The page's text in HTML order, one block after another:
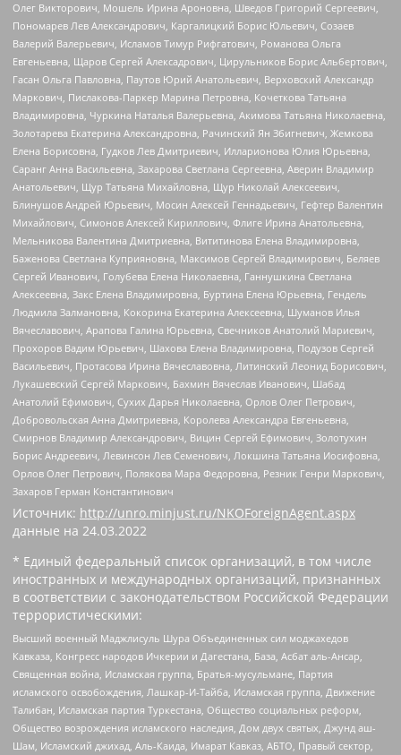
Олег Викторович, Мошель Ирина Ароновна, Шведов Григорий Сергеевич,
Пономарев Лев Александрович, Каргалицкий Борис Юльевич, Созаев
Валерий Валерьевич, Исламов Тимур Рифгатович, Романова Ольга
Евгеньевна, Щаров Сергей Алексадрович, Цирульников Борис Альбертович,
Гасан Ольга Павловна, Паутов Юрий Анатольевич, Верховский Александр
Маркович, Пислакова-Паркер Марина Петровна, Кочеткова Татьяна
Владимировна, Чуркина Наталья Валерьевна, Акимова Татьяна Николаевна,
Золотарева Екатерина Александровна, Рачинский Ян Збигневич, Жемкова
Елена Борисовна, Гудков Лев Дмитриевич, Илларионова Юлия Юрьевна,
Саранг Анна Васильевна, Захарова Светлана Сергеевна, Аверин Владимир
Анатольевич, Щур Татьяна Михайловна, Щур Николай Алексеевич,
Блинушов Андрей Юрьевич, Мосин Алексей Геннадьевич, Гефтер Валентин
Михайлович, Симонов Алексей Кириллович, Флиге Ирина Анатольевна,
Мельникова Валентина Дмитриевна, Вититинова Елена Владимировна,
Баженова Светлана Куприяновна, Максимов Сергей Владимирович, Беляев
Сергей Иванович, Голубева Елена Николаевна, Ганнушкина Светлана
Алексеевна, Закс Елена Владимировна, Буртина Елена Юрьевна, Гендель
Людмила Залмановна, Кокорина Екатерина Алексеевна, Шуманов Илья
Вячеславович, Арапова Галина Юрьевна, Свечников Анатолий Мариевич,
Прохоров Вадим Юрьевич, Шахова Елена Владимировна, Подузов Сергей
Васильевич, Протасова Ирина Вячеславовна, Литинский Леонид Борисович,
Лукашевский Сергей Маркович, Бахмин Вячеслав Иванович, Шабад
Анатолий Ефимович, Сухих Дарья Николаевна, Орлов Олег Петрович,
Добровольская Анна Дмитриевна, Королева Александра Евгеньевна,
Смирнов Владимир Александрович, Вицин Сергей Ефимович, Золотухин
Борис Андреевич, Левинсон Лев Семенович, Локшина Татьяна Иосифовна,
Орлов Олег Петрович, Полякова Мара Федоровна, Резник Генри Маркович,
Захаров Герман Константинович
Источник: http://unro.minjust.ru/NKOForeignAgent.aspx
данные на 24.03.2022
* Единый федеральный список организаций, в том числе
иностранных и международных организаций, признанных
в соответствии с законодательством Российской Федерации
террористическими:
Высший военный Маджлисуль Шура Объединенных сил моджахедов
Кавказа, Конгресс народов Ичкерии и Дагестана, База, Асбат аль-Ансар,
Священная война, Исламская группа, Братья-мусульмане, Партия
исламского освобождения, Лашкар-И-Тайба, Исламская группа, Движение
Талибан, Исламская партия Туркестана, Общество социальных реформ,
Общество возрождения исламского наследия, Дом двух святых, Джунд аш-
Шам, Исламский джихад, Аль-Каида, Имарат Кавказ, АБТО, Правый сектор,